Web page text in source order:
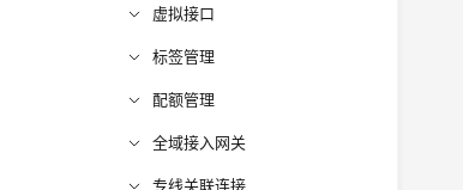
虚拟接口
标签管理
配额管理
全域接入网关
专线关联连接